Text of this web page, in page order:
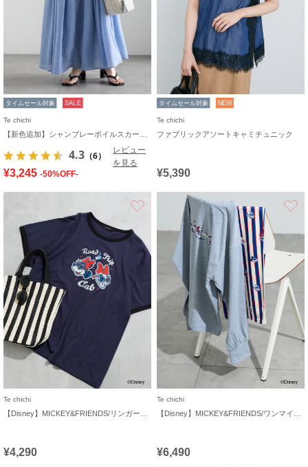
タイムセール対象 SALE
Te chichi
4.3 （6）
レビュー
を見る
¥3,245 -50%OFF-
タイムセール対象 NEW
Te chichi
ファブリックアソートキャミチュニック
¥5,390
お気に入り
Te chichi
¥4,290
Te chichi
¥6,490